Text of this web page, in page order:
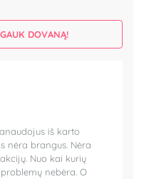
DOVANĄ!
iš karto
nėra brangus. Nėra
Nuo kai kurių
nebėra. O